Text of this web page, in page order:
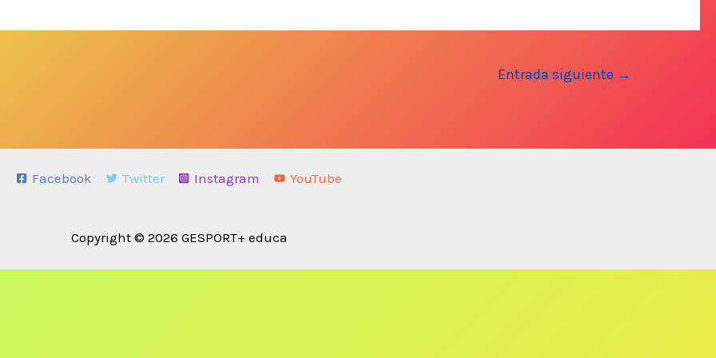
Entrada siguiente →
Facebook Twitter Instagram YouTube
Copyright © 2026 GESPORT+ educa